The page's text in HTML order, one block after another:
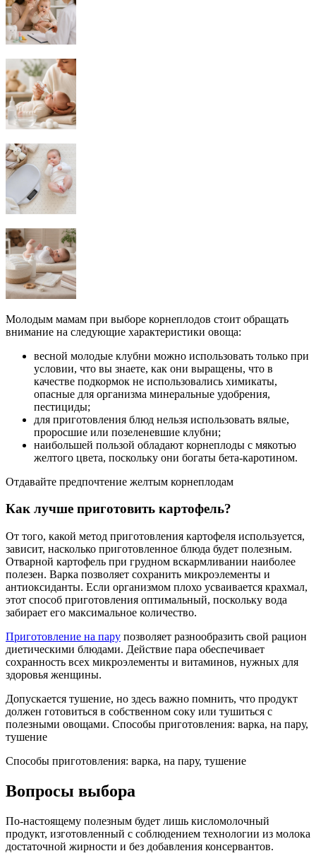
Молодым мамам при выборе корнеплодов стоит обращать
внимание на следующие характеристики овоща:
весной молодые клубни можно использовать только при
условии, что вы знаете, как они выращены, что в
качестве подкормок не использовались химикаты,
опасные для организма минеральные удобрения,
пестициды;
для приготовления блюд нельзя использовать вялые,
проросшие или позеленевшие клубни;
наибольшей пользой обладают корнеплоды с мякотью
желтого цвета, поскольку они богаты бета-каротином.
Отдавайте предпочтение желтым корнеплодам
Как лучше приготовить картофель?
От того, какой метод приготовления картофеля используется,
зависит, насколько приготовленное блюда будет полезным.
Отварной картофель при грудном вскармливании наиболее
полезен. Варка позволяет сохранить микроэлементы и
антиоксиданты. Если организмом плохо усваивается крахмал,
этот способ приготовления оптимальный, поскольку вода
забирает его максимальное количество.
Приготовление на пару позволяет разнообразить свой рацион
диетическими блюдами. Действие пара обеспечивает
сохранность всех микроэлементы и витаминов, нужных для
здоровья женщины.
Допускается тушение, но здесь важно помнить, что продукт
должен готовиться в собственном соку или тушиться с
полезными овощами. Способы приготовления: варка, на пару,
тушение
Способы приготовления: варка, на пару, тушение
Вопросы выбора
По-настоящему полезным будет лишь кисломолочный
продукт, изготовленный с соблюдением технологии из молока
достаточной жирности и без добавления консервантов.